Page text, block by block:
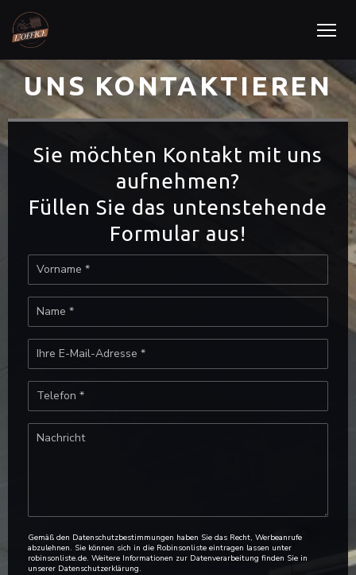
UNS KONTAKTIEREN
Sie möchten Kontakt mit uns
aufnehmen?
Füllen Sie das untenstehende
Formular aus!
Gemäß den Datenschutzbestimmungen haben Sie das Recht, Werbeanrufe
abzulehnen. Sie können sich in die Robinsonliste eintragen lassen unter
robinsonliste.de. Weitere Informationen zur Datenverarbeitung finden Sie in
unserer Datenschutzerklärung.